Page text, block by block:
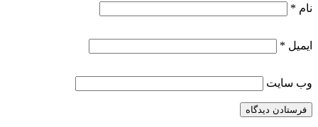
نام *
ایمیل *
وب‌ سایت